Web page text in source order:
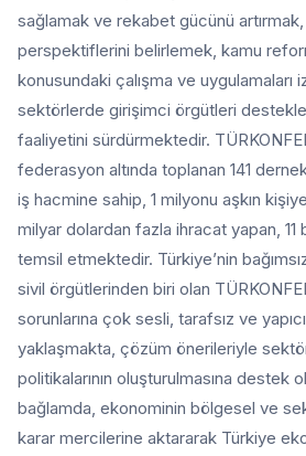
sağlamak ve rekabet gücünü
perspektiflerini belirlemek, kamu
konusundaki çalışma ve uygulamaları
sektörlerde girişimci örgütleri
faaliyetini sürdürmektedir.
federasyon altında toplanan 141
iş hacmine sahip, 1 milyonu aşkın
milyar dolardan fazla ihracat yapan, 11
temsil etmektedir. Türkiye’nin
sivil örgütlerinden biri olan
sorunlarına çok sesli, tarafsız ve yapıcı
yaklaşmakta, çözüm önerileriyle
politikalarının oluşturulmasına destek
bağlamda, ekonominin bölgesel ve
karar mercilerine aktararak Türkiye